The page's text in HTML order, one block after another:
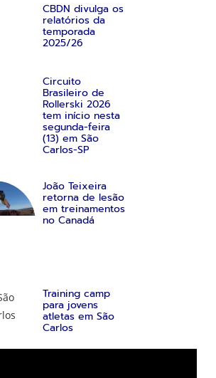
CBDN divulga os
relatórios da
temporada
2025/26
Circuito
Brasileiro de
Rollerski 2026
tem início nesta
segunda-feira
(13) em São
Carlos-SP
João Teixeira
retorna de lesão
em treinamentos
no Canadá
Training camp
para jovens
atletas em São
Carlos